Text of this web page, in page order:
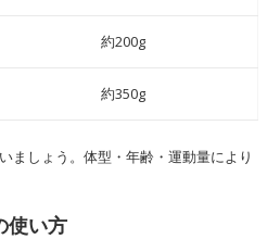
約200g
約350g
ましょう。体型・年齢・運動量により
使い方